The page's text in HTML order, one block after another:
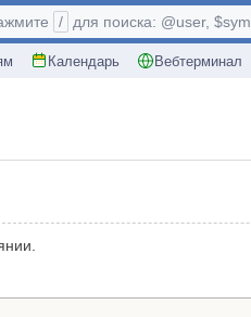
Календарь Вебтерминал
/ для поиска: @user,